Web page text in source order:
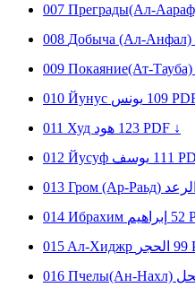
007 Преграды(Ал-
008 Добыча (Ал-Анфал)
009 Покаяние(Ат-Тауба)
010 Йунус يونس 109
011 Худ هود 123 PDF ↓
012 Йуcуф يوسف 111
013 Гром (Ар-Раьд) الرعد
014 Ибpaxим إبراهيم 52
015 Aл-Xиджp الحجر 99
016 Пчелы(Ан-Нахл)